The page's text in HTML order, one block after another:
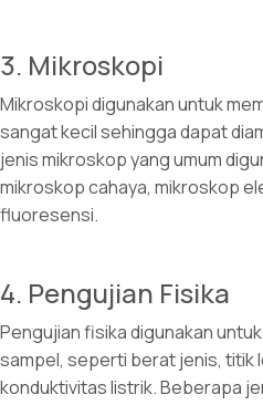
3. Mikroskopi
Mikroskopi digunakan untuk
sangat kecil sehingga dapat
jenis mikroskop yang umum
mikroskop cahaya, mikroskop
fluoresensi.
4. Pengujian Fisika
Pengujian fisika digunakan
sampel, seperti berat jenis, titik
konduktivitas listrik. Beberapa